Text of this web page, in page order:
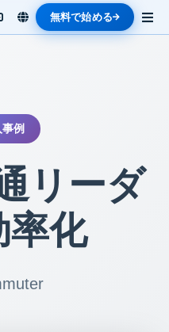
無料で始める
例
リーダ
率化